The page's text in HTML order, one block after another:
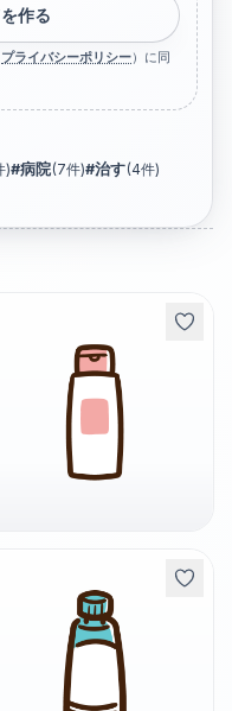
作る
プライバシーポリシー）に同
)#病院(7件)#治す(4件)